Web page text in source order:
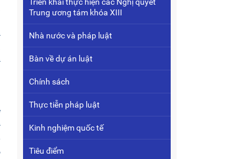
Trung ương tám khóa XIII
Nhà nước và pháp luật
Bàn về dự án luật
Chính sách
Thực tiễn pháp luật
Kinh nghiệm quốc tế
Tiêu điểm